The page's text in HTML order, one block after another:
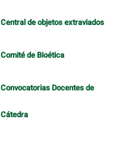
Central de objetos extraviados
Comité de Bioética
Convocatorias Docentes de
Cátedra